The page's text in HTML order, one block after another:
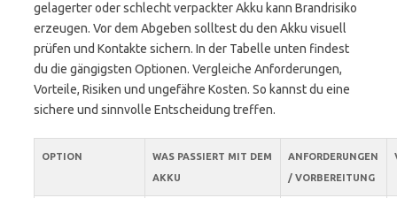
gelagerter oder schlecht verpackter Akku kann Brandrisiko
erzeugen. Vor dem Abgeben solltest du den Akku visuell
prüfen und Kontakte sichern. In der Tabelle unten findest
du die gängigsten Optionen. Vergleiche Anforderungen,
Vorteile, Risiken und ungefähre Kosten. So kannst du eine
sichere und sinnvolle Entscheidung treffen.
OPTION
WAS PASSIERT MIT DEM
AKKU
ANFORDERUNGEN
/ VORBEREITUNG